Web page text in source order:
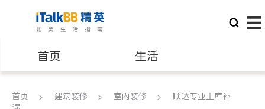
首页 生活
医生 律师
首页 建筑装修 室内装修
顺达专业土库补